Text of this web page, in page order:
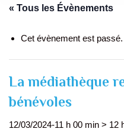
« Tous les Évènements
Cet évènement est passé.
La médiathèque
bénévoles
12/03/2024-11 h 00 min > 12